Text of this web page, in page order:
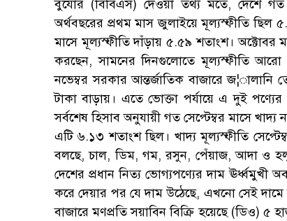
বুর্যোর (বিবিএস) দেওয়া তথ্য মতে, দেশে
অর্থবছরের প্রথম মাস জুলাইয়ে মূল্যস্ফীতি ছিল
মাসে মূল্যস্ফীতি দাঁড়ায় ৫.৫৯ শতাংশ। অক্টোবর
করছেন, সামনের দিনগুলোতে মূল্যস্ফীতি
নভেম্বর সরকার আন্তর্জাতিক বাজারে
টাকা বাড়ায়। এতে ভোক্তা পর্যায়ে এ দুই
সর্বশেষ হিসাব অনুযায়ী গত সেপ্টেম্বর মাসে
এটি ৬.১৩ শতাংশ ছিল। খাদ্য মূল্যস্ফীতি
বলছে, চাল, ডিম, গম, রসুন, পেঁয়াজ, আদা ও
দেশের প্রধান নিত্য ভোগ্যপণ্যের দাম ঊর্ধ্বমুখী
করে দেয়ার পর যে দাম উঠেছে, এখনো সেই দামে
বাজারে মণপ্রতি সয়াবিন বিক্রি হয়েছে (ডিও) ৫